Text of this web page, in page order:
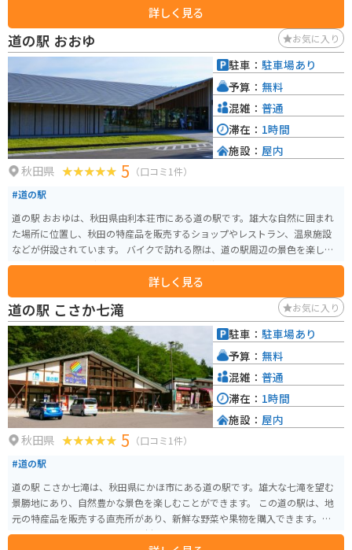
県の名産品を販売するショップがあり、お土産探しにも最適です。また、展
望デッキからは、飛行機の離着陸を間近で見ることができ、飛行機好きには
たまらないスポットとなっています。 バイクで訪れる場合、道の駅には広い
駐車場が完備されているので安心です。周辺には、世界遺産の白神山地や、
十和田八幡平国立公園など、自然豊かな観光スポットも多く、ツーリングの
拠点としても最適な場所と言えるでしょう。秋田の豊かな自然と食を満喫で
きる道の駅 大館能代空港に、ぜひ一度足を運んでみてください。
詳しく見る
道の駅 おおゆ お気に入り
秋田県 5 （口コミ1件）
#道の駅
道の駅 おおゆは、秋田県由利本荘市にある道の駅です。雄大な自然に囲まれ
た場所に位置し、秋田の特産品を販売するショップやレストラン、温泉施設
などが併設されています。 バイクで訪れる際は、道の駅周辺の景色を楽しみ
ながらのツーリングがおすすめです。特に、鳥海ブルーラインは絶景ポイン
トとしても知られており、日本海と鳥海山の雄大なパノラマを楽しむことが
できます。 道の駅おおゆでは、地元で採れた新鮮な野菜や果物、特産品など
を購入することができます。また、レストランでは、地元の食材をふんだん
に使った郷土料理や、ここでしか味わえないオリジナルメニューを楽しむこ
とができます。 周辺には、鳥海山や日本海など、自然豊かな観光スポットも
数多くあります。温泉施設も充実しており、旅の疲れを癒すこともできます。
詳しく見る
駐車： 駐車場あり
予算： 無料
混雑： 普通
滞在： 1時間
施設： 屋内
道の駅 こさか七滝 お気に入り
秋田県 5 （口コミ1件）
#道の駅
道の駅 こさか七滝は、秋田県にかほ市にある道の駅です。雄大な七滝を望む
景勝地にあり、自然豊かな景色を楽しむことができます。 この道の駅は、地
元の特産品を販売する直売所があり、新鮮な野菜や果物を購入できます。ま
た、レストランでは、地元の食材を使った料理を楽しむことができます。特
駐車： 駐車場あり
予算： 無料
混雑： 普通
滞在： 1時間
施設： 屋内